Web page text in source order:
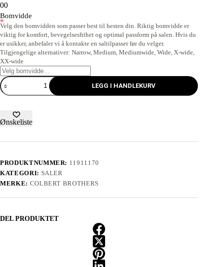
00
Bomvidde
*
Velg den bomvidden som passer best til hesten din. Riktig bomvidde er
viktig for komfort, bevegelsesfrihet og optimal passform på salen. Hvis du
er usikker, anbefaler vi å kontakte en saltilpasser før du velger.
Tilgjengelige alternativer: Narrow, Medium, Mediumwide, Wide, X-wide,
XX-wide
LEGG I HANDLEKURV
Ønskeliste
PRODUKTNUMMER: 11911170
KATEGORI: SALER
MERKE: COLBERT BROTHERS
DEL PRODUKTET